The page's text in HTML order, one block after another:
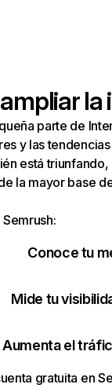
parte de
y las
está
la mayor base
Conoce tu
Mide tu
Aumenta el
gratuita en